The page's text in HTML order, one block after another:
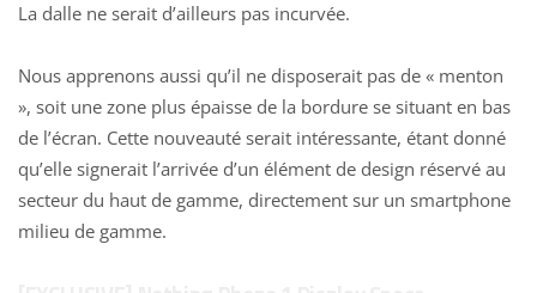
La dalle ne serait d’ailleurs pas incurvée.
Nous apprenons aussi qu’il ne disposerait pas de « menton
», soit une zone plus épaisse de la bordure se situant en bas
de l’écran. Cette nouveauté serait intéressante, étant donné
qu’elle signerait l’arrivée d’un élément de design réservé au
secteur du haut de gamme, directement sur un smartphone
milieu de gamme.